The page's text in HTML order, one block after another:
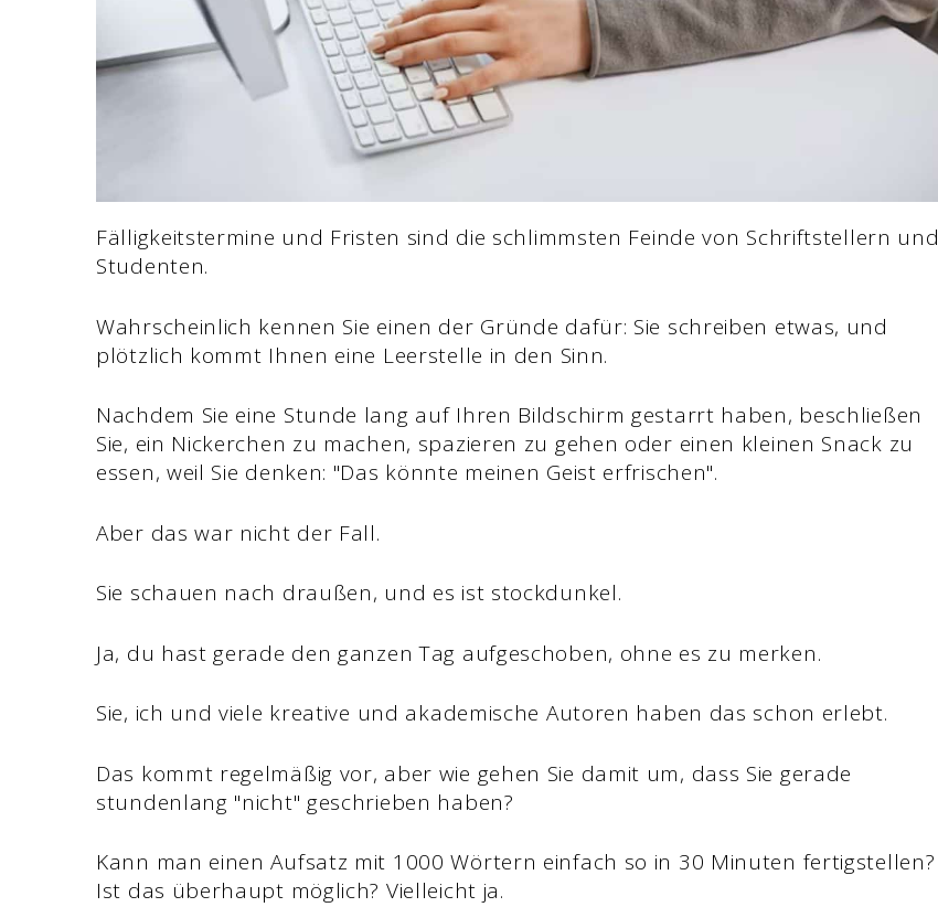
Fälligkeitstermine und Fristen sind die schlimmsten Feinde von Schriftstellern und
Studenten.
Wahrscheinlich kennen Sie einen der Gründe dafür: Sie schreiben etwas, und
plötzlich kommt Ihnen eine Leerstelle in den Sinn.
Nachdem Sie eine Stunde lang auf Ihren Bildschirm gestarrt haben, beschließen
Sie, ein Nickerchen zu machen, spazieren zu gehen oder einen kleinen Snack zu
essen, weil Sie denken: "Das könnte meinen Geist erfrischen".
Aber das war nicht der Fall.
Sie schauen nach draußen, und es ist stockdunkel.
Ja, du hast gerade den ganzen Tag aufgeschoben, ohne es zu merken.
Sie, ich und viele kreative und akademische Autoren haben das schon erlebt.
Das kommt regelmäßig vor, aber wie gehen Sie damit um, dass Sie gerade
stundenlang "nicht" geschrieben haben?
Kann man einen Aufsatz mit 1000 Wörtern einfach so in 30 Minuten fertigstellen?
Ist das überhaupt möglich? Vielleicht ja.